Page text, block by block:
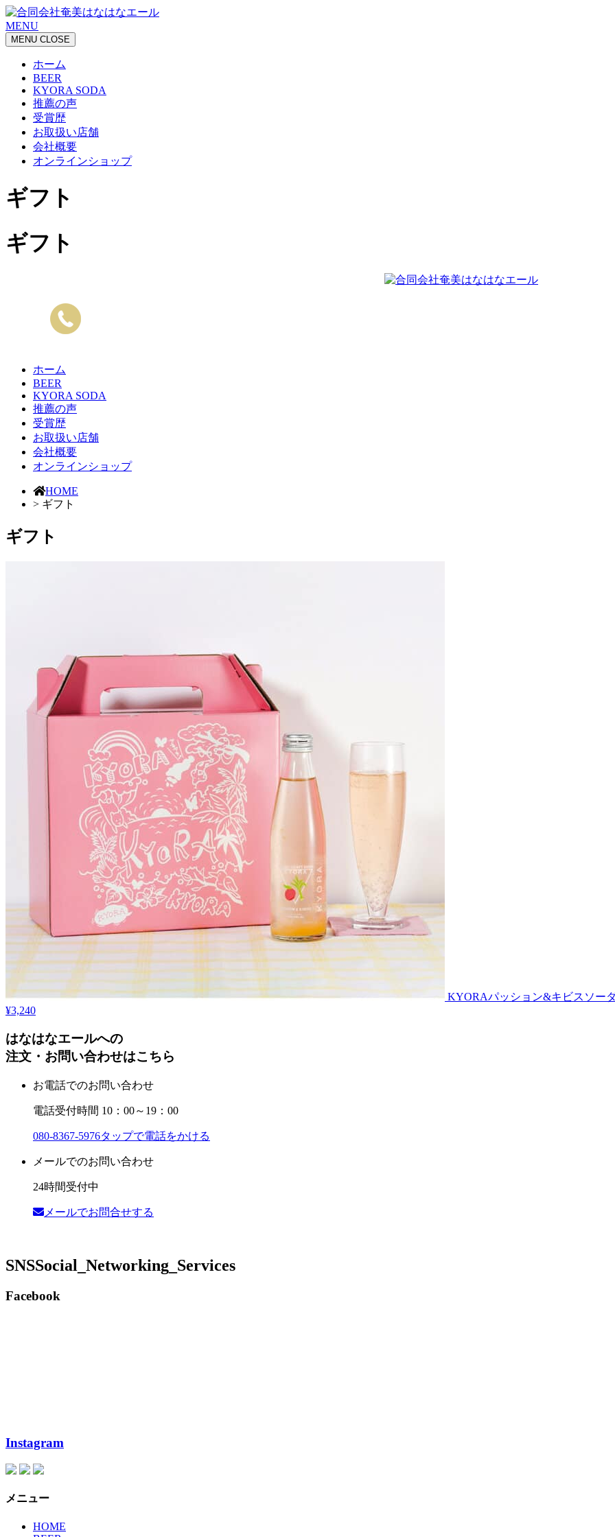
MENU
MENU CLOSE
ホーム
BEER
KYORA SODA
推薦の声
受賞歴
お取扱い店舗
会社概要
オンラインショップ
ギフト
ギフト
ホーム
BEER
KYORA SODA
推薦の声
受賞歴
お取扱い店舗
会社概要
オンラインショップ
HOME
> ギフト
ギフト
KYORAパッション&キビスソー
¥3,240
はなはなエールへの
注文・お問い合わせはこちら
お電話でのお問い合わせ
電話受付時間 10：00～19：00
080-8367-5976タップで電話をかける
メールでのお問い合わせ
24時間受付中
メールでお問合せする
SNSSocial_Networking_Services
Facebook
Instagram
メニュー
HOME